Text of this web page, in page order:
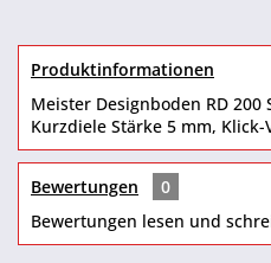
Produktinformationen
Meister Designboden RD 200
Kurzdiele Stärke 5 mm,
Bewertungen
0
Bewertungen lesen und